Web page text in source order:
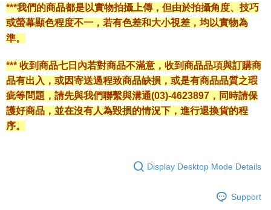
***我們的商品都是以實物拍攝上傳，但由於拍攝角度、技巧
或螢幕顯色程度不一，若有色差和大小視差，均以實物為
準。
*** 收到商品七日內若對商品不滿意，收到商品品項與訂購商
品有出入，或因寄送過程致商品缺損，或是有商品品質之瑕
疵等問題，請先與我們聯繫與溝通(03)-4623897，同時請保
護好商品，並在沒有人為毀損的情況下，進行退換貨的程
序。
Display Desktop Mode Details
Support